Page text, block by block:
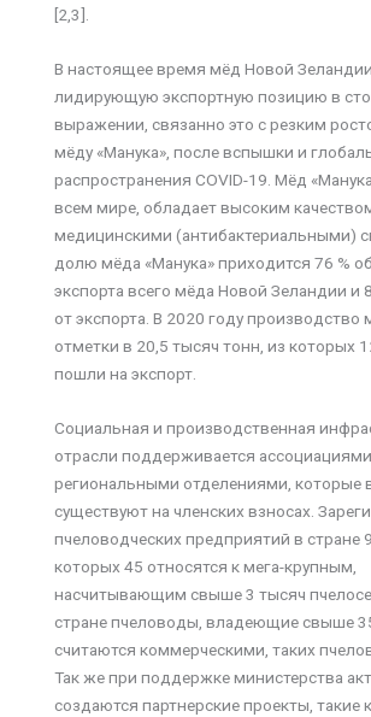
[2,3].
В настоящее время мёд Новой
лидирующую экспортную позицию в
выражении, связанно это с резким
мёду «Манука», после вспышки и
распространения COVID-19. Мёд
всем мире, обладает высоким
медицинскими (антибактериальными)
долю мёда «Манука» приходится 76 %
экспорта всего мёда Новой Зеландии и
от экспорта. В 2020 году производство
отметки в 20,5 тысяч тонн, из которых
пошли на экспорт.
Социальная и производственная
отрасли поддерживается
региональными отделениями, которые
существуют на членских взносах.
пчеловодческих предприятий в стране
которых 45 относятся к мега-крупным,
насчитывающим свыше 3 тысяч
стране пчеловоды, владеющие свыше
считаются коммерческими, таких
Так же при поддержке министерства
создаются партнерские проекты, такие